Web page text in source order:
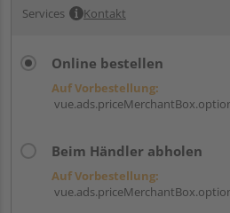
Services Kontakt
Online bestellen
Auf Vorbestellung:
Beim Händler abholen
Auf Vorbestellung: